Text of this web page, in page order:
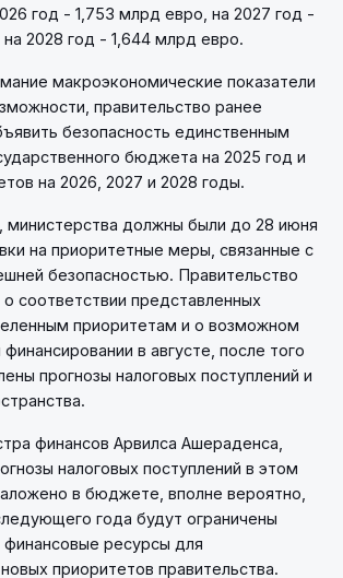
год - 1,753 млрд евро, на 2027 год -
2028 год - 1,644 млрд евро.
макроэкономические показатели
правительство ранее
безопасность единственным
бюджета на 2025 год и
на 2026, 2027 и 2028 годы.
министерства должны были до 28 июня
на приоритетные меры, связанные с
безопасностью. Правительство
соответствии представленных
приоритетам и о возможном
в августе, после того
прогнозы налоговых поступлений и
финансов Арвилса Ашераденса,
налоговых поступлений в этом
в бюджете, вполне вероятно,
года будут ограничены
ресурсы для
приоритетов правительства.